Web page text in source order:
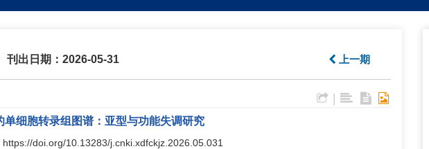
刊出日期：2026-05-31 上一期
单细胞转录组图谱：亚型与功能失调研究
https://doi.org/10.13283/j.cnki.xdfckjz.2026.05.031